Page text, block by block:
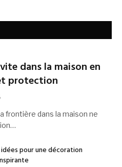
dans la maison en
protection
frontière dans la maison ne
pour une décoration